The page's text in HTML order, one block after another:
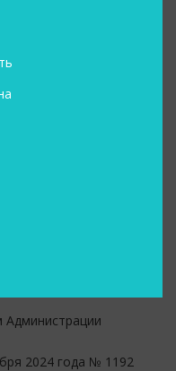
Администрации
2024 года № 1192